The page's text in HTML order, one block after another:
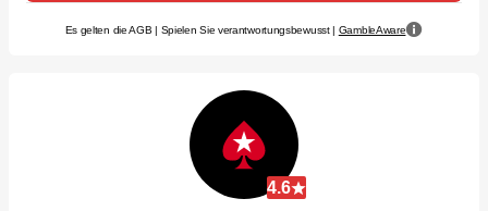
Es gelten die AGB | Spielen Sie verantwortungsbewusst | GambleAware
4.6